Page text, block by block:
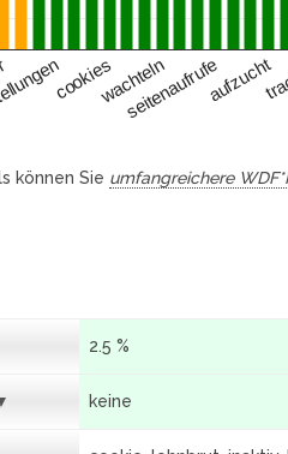
cookieswachteln
seitenaufrufeaufzucht
können Sie umfangreichere
2.5 %
keine